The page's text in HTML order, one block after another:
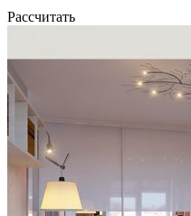
Рассчитать